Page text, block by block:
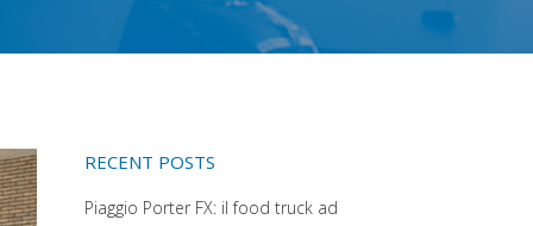
RECENT POSTS
Piaggio Porter FX: il food truck ad